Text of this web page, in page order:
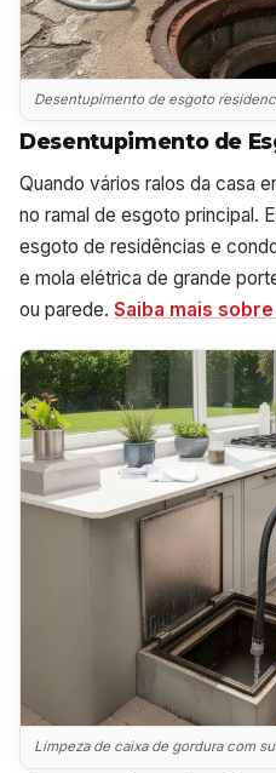
Desentupimento de esgoto
Desentupimento de
Quando vários ralos da casa
no ramal de esgoto principal.
esgoto de residências e
e mola elétrica de grande
ou parede. Saiba mais
Limpeza de caixa de gordura com